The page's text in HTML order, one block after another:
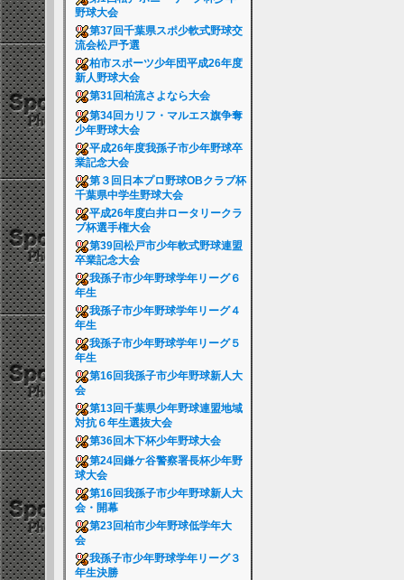
野球大会
第37回千葉県スポ少軟式野球交
流会松戸予選
柏市スポーツ少年団平成26年度
新人野球大会
第31回柏流さよなら大会
第34回カリフ・マルエス旗争奪
少年野球大会
平成26年度我孫子市少年野球卒
業記念大会
第３回日本プロ野球OBクラブ杯
千葉県中学生野球大会
平成26年度白井ロータリークラ
ブ杯選手権大会
第39回松戸市少年軟式野球連盟
卒業記念大会
我孫子市少年野球学年リーグ６
年生
我孫子市少年野球学年リーグ４
年生
我孫子市少年野球学年リーグ５
年生
第16回我孫子市少年野球新人大
会
第13回千葉県少年野球連盟地域
対抗６年生選抜大会
第36回木下杯少年野球大会
第24回鎌ケ谷警察署長杯少年野
球大会
第16回我孫子市少年野球新人大
会・開幕
第23回柏市少年野球低学年大
会
我孫子市少年野球学年リーグ３
年生決勝